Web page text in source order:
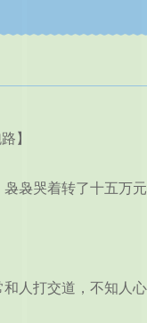
】
哭着转了十五万
打交道，不知人心